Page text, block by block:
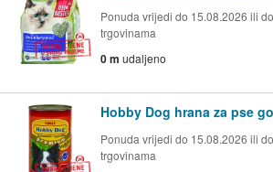
Ponuda vrijedi do 15.08.2026 ili
trgovinama
0 m udaljeno
Hobby Dog hrana za pse
Ponuda vrijedi do 15.08.2026 ili
trgovinama